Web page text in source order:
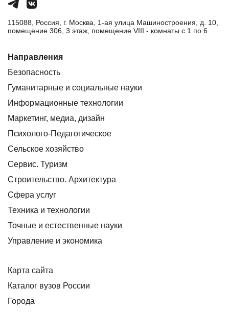
115088, Россия, г. Москва, 1-ая улица Машиностроения, д. 10,
помещение 306, 3 этаж, помещение VIII - комнаты с 1 по 6
Направления
Безопасность
Гуманитарные и социальные науки
Информационные технологии
Маркетинг, медиа, дизайн
Психолого-Педагогическое
Сельское хозяйство
Сервис. Туризм
Строительство. Архитектура
Сфера услуг
Техника и технологии
Точные и естественные науки
Управление и экономика
Карта сайта
Каталог вузов России
Города